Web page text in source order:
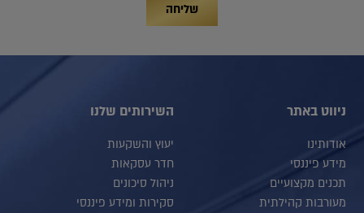
שליחה
ניווט באתר
אודותינו
מידע פיננסי
תכנים מקצועיים
מעורבות קהילתית
השירותים שלנו
יעוץ והשקעות
חדר עסקאות
ניהול סיכונים
סקירות ומידע פיננסי